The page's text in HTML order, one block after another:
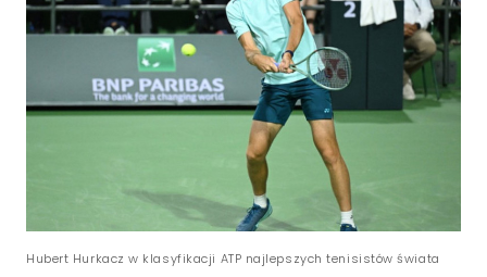
Hubert Hurkacz w klasyfikacji ATP najlepszych tenisistów świata